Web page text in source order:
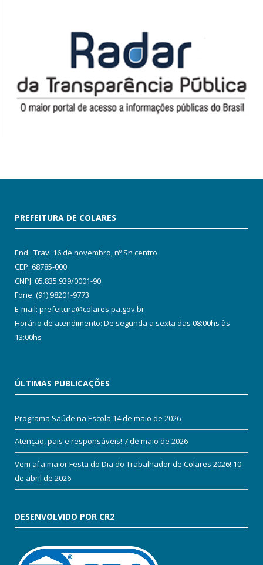
PREFEITURA DE COLARES
End.: Trav. 16 de novembro, nº Sn centro
CEP: 68785-000
CNPJ: 05.835.939/0001-90
Fone: (91) 98201-9773
E-mail: prefeitura@colares.pa.gov.br
Horário de atendimento: De segunda a sexta das 08:00hs às
13:00hs
ÚLTIMAS PUBLICAÇÕES
Programa Saúde na Escola 14 de maio de 2026
Atenção, pais e responsáveis! 7 de maio de 2026
Vem aí a maior Festa do Dia do Trabalhador de Colares 2026! 10
de abril de 2026
DESENVOLVIDO POR CR2